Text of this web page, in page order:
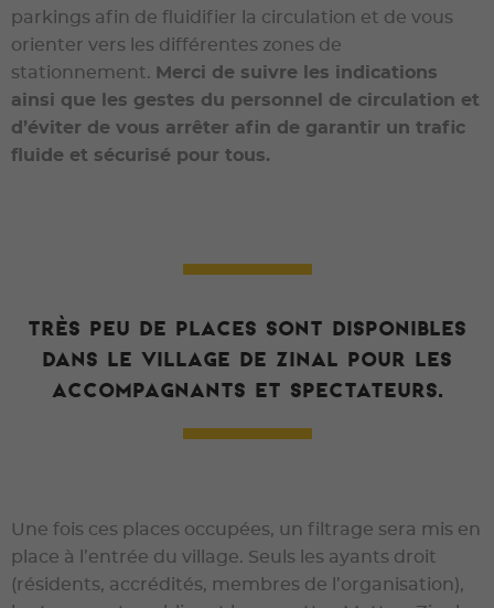
parkings afin de fluidifier la circulation et de vous
orienter vers les différentes zones de
stationnement. Merci de suivre les indications
ainsi que les gestes du personnel de circulation et
d’éviter de vous arrêter afin de garantir un trafic
fluide et sécurisé pour tous.
Très peu de places sont disponibles
dans le village de Zinal pour les
accompagnants et spectateurs.
Une fois ces places occupées, un filtrage sera mis en
place à l’entrée du village. Seuls les ayants droit
(résidents, accrédités, membres de l’organisation),